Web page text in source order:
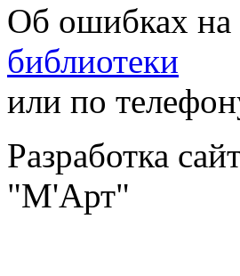
Об ошибках на
библиотеки
или по
Разработка
"М'Арт"